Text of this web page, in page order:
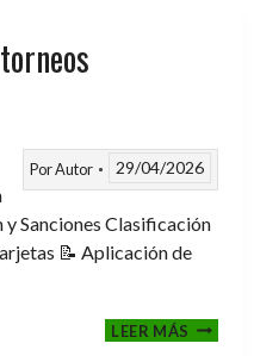
PorAutor 29/04/2026
Sanciones Clasificación
📝 Aplicación de
LEER MÁSFASE